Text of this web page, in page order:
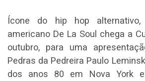
Ícone do hip hop
americano De La Soul chega a
outubro, para uma
Pedras da Pedreira Paulo
dos anos 80 em Nova York